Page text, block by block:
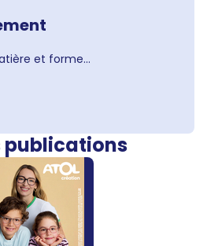
et forme...
publications